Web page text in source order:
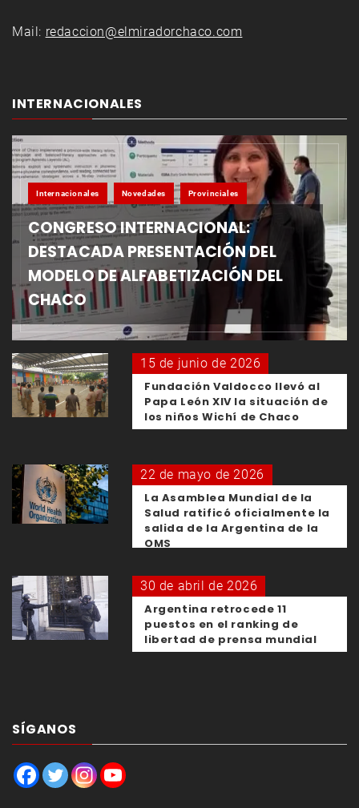
Mail: redaccion@elmiradorchaco.com
INTERNACIONALES
Internacionales Novedades Provinciales
CONGRESO INTERNACIONAL:
DESTACADA PRESENTACIÓN DEL
MODELO DE ALFABETIZACIÓN DEL
CHACO
15 de junio de 2026
Fundación Valdocco llevó al
Papa León XIV la situación de
los niños Wichí de Chaco
22 de mayo de 2026
La Asamblea Mundial de la
Salud ratificó oficialmente la
salida de la Argentina de la
OMS
30 de abril de 2026
Argentina retrocede 11
puestos en el ranking de
libertad de prensa mundial
SÍGANOS